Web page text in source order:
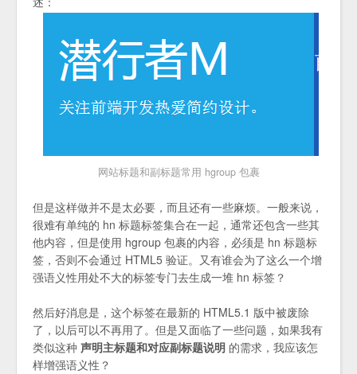
网站标题和副标题常用 hgroup 包裹
但是这样做并不是太必要，而且还有一些麻烦。一般来说，
很难有单纯的 hn 标题标签集合在一起，通常还包含一些其
他内容，但是使用 hgroup 包裹的内容，必须是 hn 标题标
签，否则不会通过 HTML5 验证。又有谁会为了这么一个增
强语义性用处不大的标签专门去生成一堆 hn 标签？
然后好消息是，这个标签在最新的 HTML5.1 版中被废除
了，以后可以不再用了。但是又面临了一些问题，如果我有
类似这种 声明主标题和对应副标题说明 的需求，我应该怎
样增强语义性？